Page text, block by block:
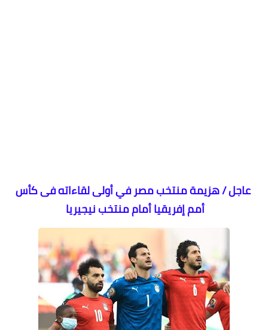
عاجل / هزيمة منتخب مصر في أولى لقاءاته فى كأس
أمم إفريقيا أمام منتخب نيجيريا